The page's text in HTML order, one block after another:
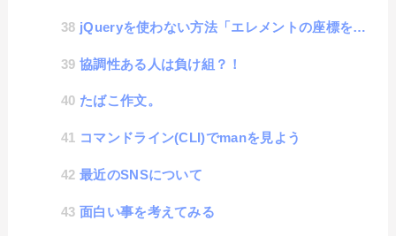
jQueryを使わない方法「エレメントの座標を取得」
協調性ある人は負け組？！
たばこ作文。
コマンドライン(CLI)でmanを見よう
最近のSNSについて
面白い事を考えてみる